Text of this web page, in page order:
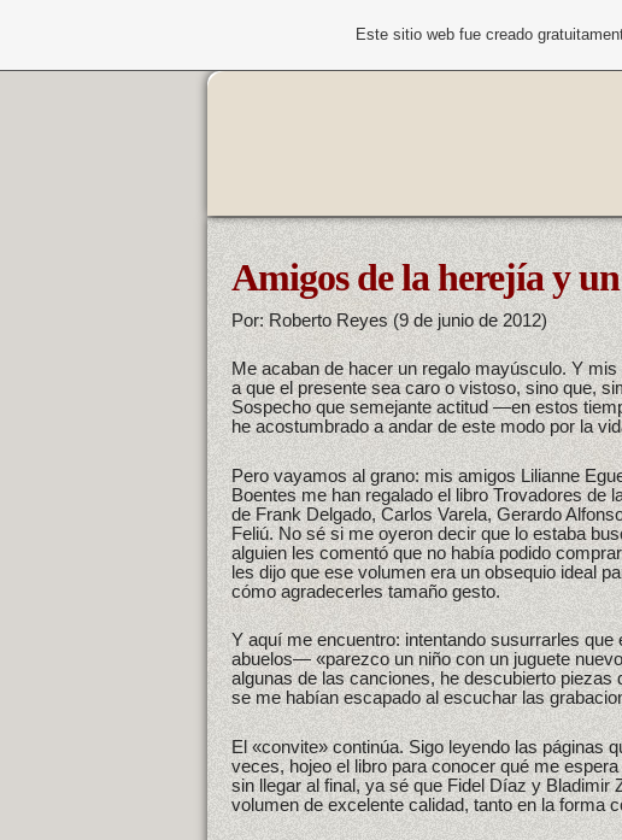
Amigos de la herejía y
Por: Roberto Reyes (9 de junio de 2012)
Me acaban de hacer un regalo mayúsculo. Y
a que el presente sea caro o vistoso, sino que,
Sospecho que semejante actitud —en estos
he acostumbrado a andar de este modo por la
Pero vayamos al grano: mis amigos Lilianne
Boentes me han regalado el libro Trovadores de
de Frank Delgado, Carlos Varela, Gerardo
Feliú. No sé si me oyeron decir que lo estaba
alguien les comentó que no había podido
les dijo que ese volumen era un obsequio ideal
cómo agradecerles tamaño gesto.
Y aquí me encuentro: intentando susurrarles
abuelos— «parezco un niño con un juguete
algunas de las canciones, he descubierto
se me habían escapado al escuchar las
El «convite» continúa. Sigo leyendo las páginas
veces, hojeo el libro para conocer qué me
sin llegar al final, ya sé que Fidel Díaz y Bladimir
volumen de excelente calidad, tanto en la forma
Este sitio web fue creado